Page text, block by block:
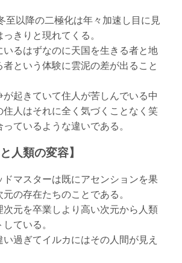
至以降の二極化は年々加速し目に見
っきりと現れてくる。
いるはずなのに天国を生きる者と地
者という体験に雲泥の差が出ること
が起きていて住人が苦しんでいる中
住人はそれに全く気づくことなく笑
っているような違いである。
人類の変容】
ドマスターは既にアセンションを果
元の存在たちのことである。
次元を卒業しより高い次元から人類
ている。
い過ぎてイルカにはその人間が見え